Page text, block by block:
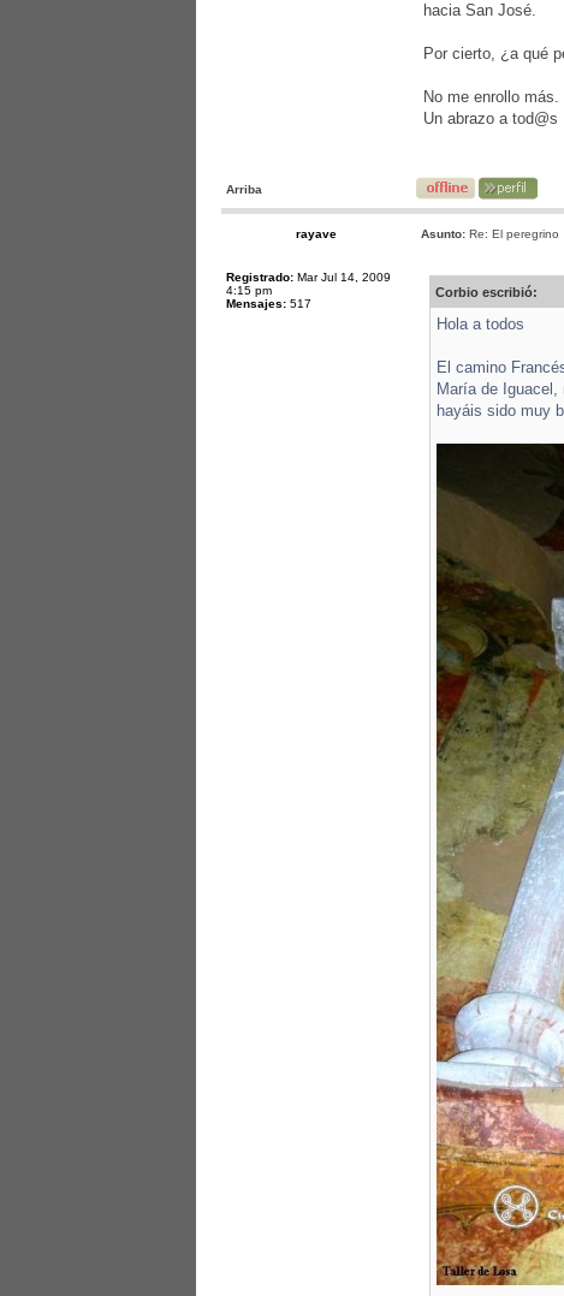
hacia San José.
Por cierto, ¿a qué
No me enrollo
Un abrazo a tod@s
Arriba
rayave Asunto: Re: El peregrino
Registrado: Mar Jul 14, 2009
4:15 pm
Mensajes: 517
Corbio escribió:
Hola a todos
El camino
María de
hayáis sido muy